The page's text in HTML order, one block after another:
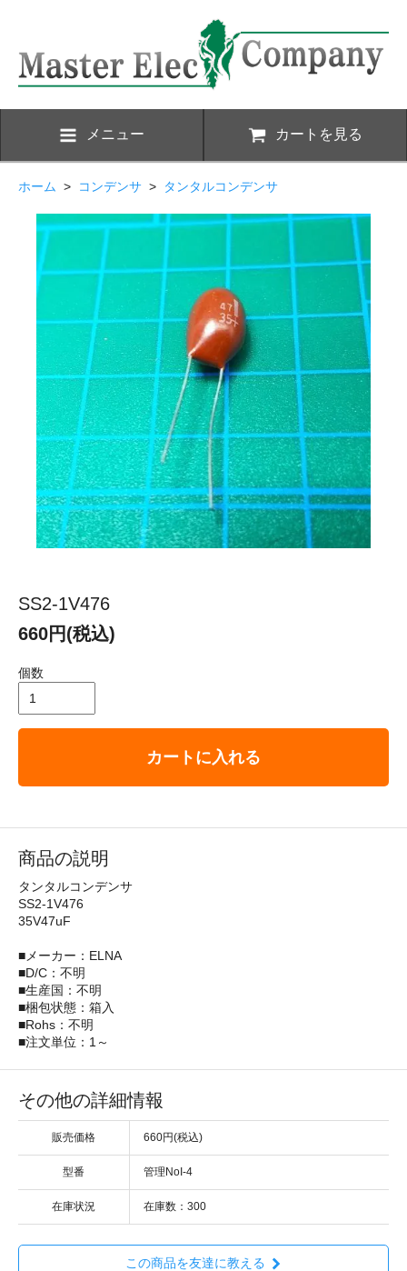
メニュー カートを見る
ホーム > コンデンサ > タンタルコンデンサ
SS2-1V476
660円(税込)
個数
カートに入れる
商品の説明
タンタルコンデンサ
SS2-1V476
35V47uF
■メーカー：ELNA
■D/C：不明
■生産国：不明
■梱包状態：箱入
■Rohs：不明
■注文単位：1～
その他の詳細情報
販売価格 660円(税込)
型番 管理NoI-4
在庫状況 在庫数：300
この商品を友達に教える